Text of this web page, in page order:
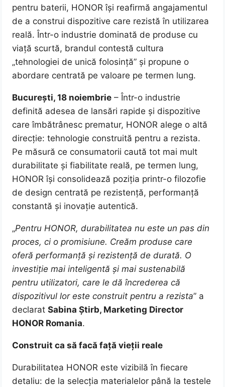
pentru baterii, HONOR își reafirmă angajamentul
de a construi dispozitive care rezistă în utilizarea
reală. Într-o industrie dominată de produse cu
viață scurtă, brandul contestă cultura
„tehnologiei de unică folosință” și propune o
abordare centrată pe valoare pe termen lung.
București, 18 noiembrie – Într-o industrie
definită adesea de lansări rapide și dispozitive
care îmbătrânesc prematur, HONOR alege o altă
direcție: tehnologie construită pentru a rezista.
Pe măsură ce consumatorii caută tot mai mult
durabilitate și fiabilitate reală, pe termen lung,
HONOR își consolidează poziția printr-o filozofie
de design centrată pe rezistență, performanță
constantă și inovație autentică.
„Pentru HONOR, durabilitatea nu este un pas din
proces, ci o promisiune. Creăm produse care
oferă performanță și rezistență de durată. O
investiție mai inteligentă și mai sustenabilă
pentru utilizatori, care le dă încrederea că
dispozitivul lor este construit pentru a rezista” a
declaratSabina Știrb, Marketing Director
HONOR Romania.
Construit ca să facă față vieții reale
Durabilitatea HONOR este vizibilă în fiecare
detaliu: de la selecția materialelor până la testele